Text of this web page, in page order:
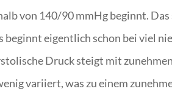
von 140/90 mmHg beginnt.
beginnt eigentlich schon bei viel
Druck steigt mit
variiert, was zu einem